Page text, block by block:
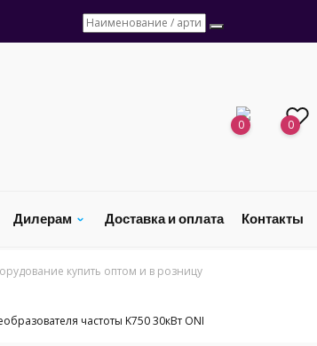
0 0
Дилерам Доставка и оплата Контакты
купить оптом и в розницу
частоты K750 30кВт ONI